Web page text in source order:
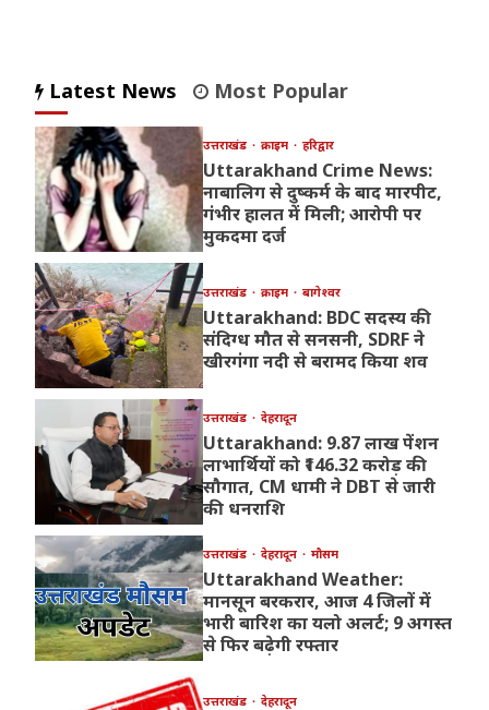
Latest News Most Popular
उत्तराखंड क्राइम हरिद्वार
Uttarakhand Crime News:
नाबालिग से दुष्कर्म के बाद मारपीट,
गंभीर हालत में मिली; आरोपी पर
मुकदमा दर्ज
उत्तराखंड क्राइम बागेश्वर
Uttarakhand: BDC सदस्य की
संदिग्ध मौत से सनसनी, SDRF ने
खीरगंगा नदी से बरामद किया शव
उत्तराखंड देहरादून
Uttarakhand: 9.87 लाख पेंशन
लाभार्थियों को ₹146.32 करोड़ की
सौगात, CM धामी ने DBT से जारी
की धनराशि
उत्तराखंड देहरादून मौसम
Uttarakhand Weather:
मानसून बरकरार, आज 4 जिलों में
भारी बारिश का यलो अलर्ट; 9 अगस्त
से फिर बढ़ेगी रफ्तार
उत्तराखंड देहरादून